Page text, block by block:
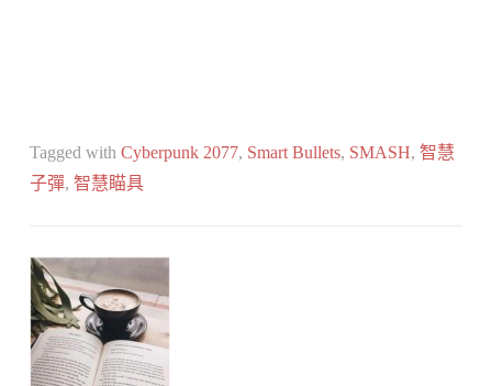
Tagged with Cyberpunk 2077, Smart Bullets, SMASH, 智慧
子彈, 智慧瞄具